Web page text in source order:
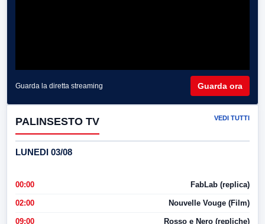
Guarda la diretta streaming Guarda ora
PALINSESTO TV VEDI TUTTI
LUNEDI 03/08
00:00 FabLab (replica)
02:00 Nouvelle Vouge (Film)
09:00 Rosso e Nero (repliche)